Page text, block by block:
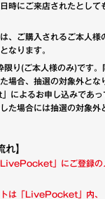
時にご来店されたとして
は、ご購入されるご本人
なります。
り(ご本人様のみ)です。
場合、抽選の対象外とな
によるお申し込みであっ
た場合には抽選の対象外
れ】
LivePocket」にご登録の
トは「LivePocket」内、